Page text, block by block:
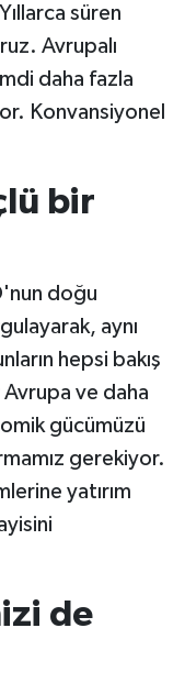
süren
Avrupalı
daha fazla
Konvansiyonel
bir
doğu
aynı
hepsi bakış
ve daha
gücümüzü
gerekiyor.
yatırım
de